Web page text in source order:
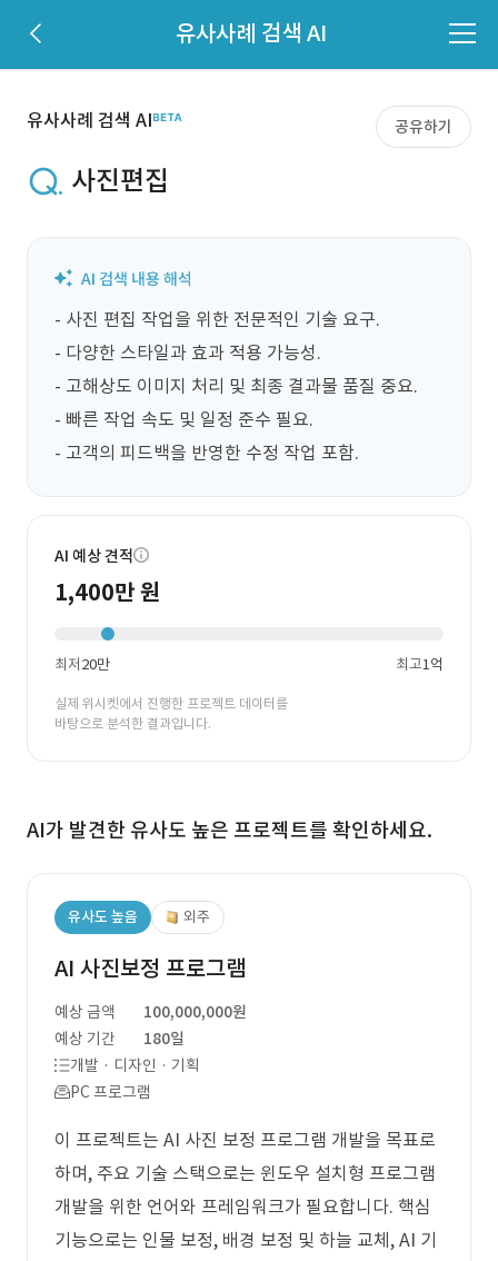
유사사례 검색 AI
유사사례 검색 AI 공유하기
사진편집
- 사진 편집 작업을 위한 전문적인 기술 요구.
- 다양한 스타일과 효과 적용 가능성.
- 고해상도 이미지 처리 및 최종 결과물 품질 중요.
- 빠른 작업 속도 및 일정 준수 필요.
- 고객의 피드백을 반영한 수정 작업 포함.
AI 예상 견적
1,400만 원
최저20만 최고1억
실제 위시켓에서 진행한 프로젝트 데이터를
바탕으로 분석한 결과입니다.
AI가 발견한 유사도 높은 프로젝트를 확인하세요.
유사도 높음 외주
AI 사진보정 프로그램
예상 금액
100,000,000원
예상 기간
180일
개발 · 디자인 · 기획
PC 프로그램
이 프로젝트는 AI 사진 보정 프로그램 개발을 목표로
하며, 주요 기술 스택으로는 윈도우 설치형 프로그램
개발을 위한 언어와 프레임워크가 필요합니다. 핵심
기능으로는 인물 보정, 배경 보정 및 하늘 교체, AI 기